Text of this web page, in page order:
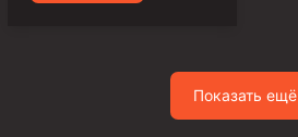
Фрезеры-долота торцевые
Показать ещё